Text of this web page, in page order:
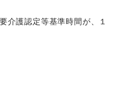
護認定等基準時間が、１